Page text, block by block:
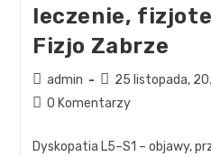
leczenie,
Fizjo Zabrze
admin 25 listopada,
0 Komentarzy
Dyskopatia L5–S1 – objawy,